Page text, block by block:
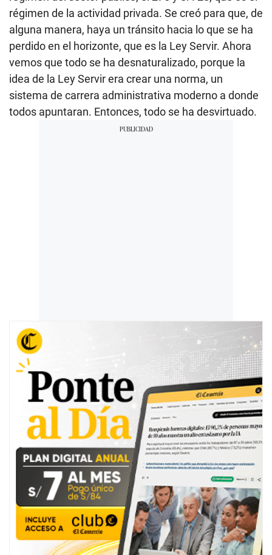
régimen de la actividad privada. Se creó para que, de
alguna manera, haya un tránsito hacia lo que se ha
perdido en el horizonte, que es la Ley Servir. Ahora
vemos que todo se ha desnaturalizado, porque la
idea de la Ley Servir era crear una norma, un
sistema de carrera administrativa moderno a donde
todos apuntaran. Entonces, todo se ha desvirtuado.